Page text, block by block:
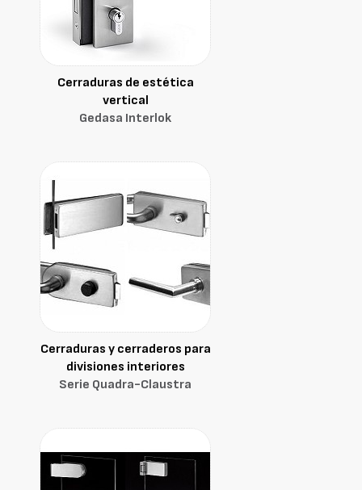
Cerraduras de estética
vertical
Gedasa Interlok
Cerraduras y cerraderos para
divisiones interiores
Serie Quadra-Claustra